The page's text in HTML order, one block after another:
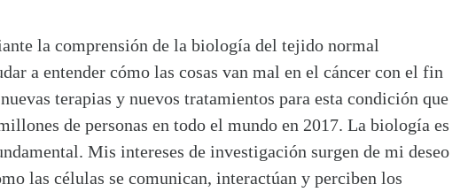
la comprensión de la biología del tejido normal
a entender cómo las cosas van mal en el cáncer con el fin
terapias y nuevos tratamientos para esta condición que
de personas en todo el mundo en 2017. La biología es
Mis intereses de investigación surgen de mi deseo
las células se comunican, interactúan y perciben los